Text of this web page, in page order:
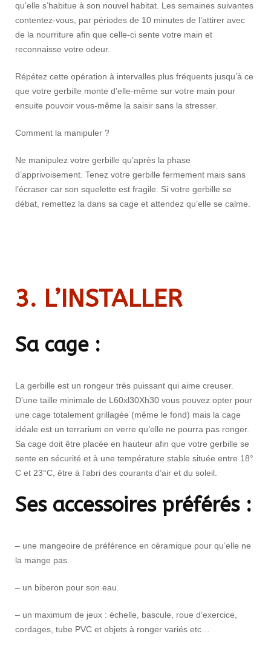
qu’elle s’habitue à son nouvel habitat. Les semaines suivantes
contentez-vous, par périodes de 10 minutes de l’attirer avec
de la nourriture afin que celle-ci sente votre main et
reconnaisse votre odeur.
Répétez cette opération à intervalles plus fréquents jusqu’à ce
que votre gerbille monte d’elle-même sur votre main pour
ensuite pouvoir vous-même la saisir sans la stresser.
Comment la manipuler ?
Ne manipulez votre gerbille qu’après la phase
d’apprivoisement. Tenez votre gerbille fermement mais sans
l’écraser car son squelette est fragile. Si votre gerbille se
débat, remettez la dans sa cage et attendez qu’elle se calme.
3. L’INSTALLER
Sa cage :
La gerbille est un rongeur très puissant qui aime creuser.
D’une taille minimale de L60xl30Xh30 vous pouvez opter pour
une cage totalement grillagée (même le fond) mais la cage
idéale est un terrarium en verre qu’elle ne pourra pas ronger.
Sa cage doit être placée en hauteur afin que votre gerbille se
sente en sécurité et à une température stable située entre 18°
C et 23°C, être à l’abri des courants d’air et du soleil.
Ses accessoires préférés :
– une mangeoire de préférence en céramique pour qu’elle ne
la mange pas.
– un biberon pour son eau.
– un maximum de jeux : échelle, bascule, roue d’exercice,
cordages, tube PVC et objets à ronger variés etc…